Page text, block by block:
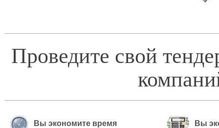
Проведите свой
Вы экономите время Вы